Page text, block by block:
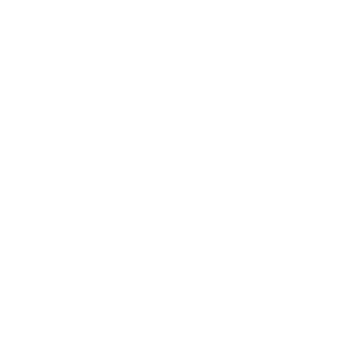
tubulações industriais. Eles são